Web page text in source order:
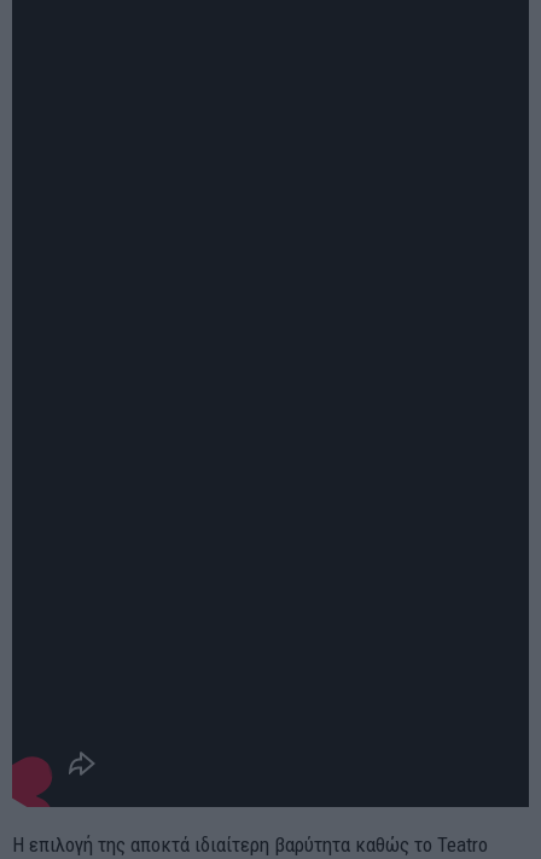
Η επιλογή της αποκτά ιδιαίτερη βαρύτητα καθώς το Teatro